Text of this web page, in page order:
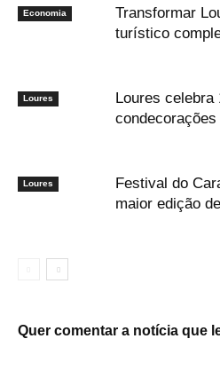
Economia
Transformar
turístico
Loures
Loures celebra
Loures
Festival do
maior edição
Quer comentar a notícia que